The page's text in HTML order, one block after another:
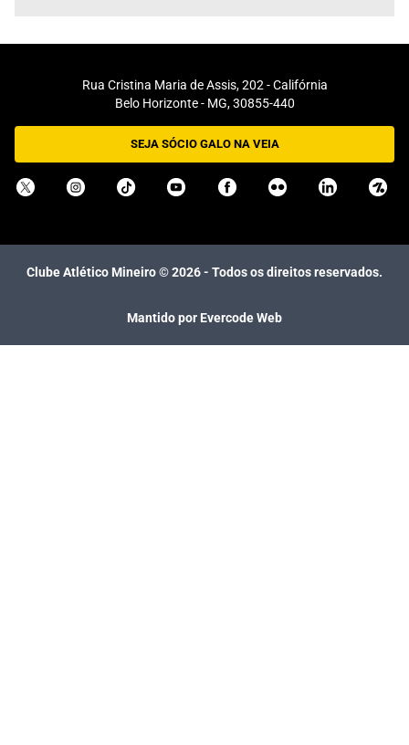
Rua Cristina Maria de Assis, 202 - Califórnia
Belo Horizonte - MG, 30855-440
SEJA SÓCIO GALO NA VEIA
Clube Atlético Mineiro ©2026- Todos os direitos reservados.
Mantido por Evercode Web